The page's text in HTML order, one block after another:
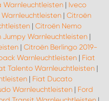
Warnleuchtleisten| Iveco
| Citroën
| Citroën Nemo
Jumpy Warnleuchtleisten |
| Citroën Berlingo 2019-
Warnleuchtleisten| Fiat
Talento Warnleuchtleisten |
| Fiat Ducato
Warnleuchtleisten| Ford